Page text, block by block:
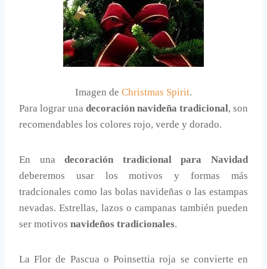
Imagen de Christmas Spirit.
Para lograr una decoración navideña tradicional, son
recomendables los colores rojo, verde y dorado.
En unadecoración tradicional para Navidad
deberemos usar los motivos y formas más
tradcionales como las bolas navideñas o las estampas
nevadas. Estrellas, lazos o campanas también pueden
ser motivos navideños tradicionales.
La Flor de Pascua o Poinsettia roja se convierte en